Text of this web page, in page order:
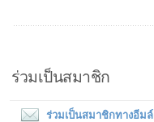
ร่วมเป็นสมาชิก
ร่วมเป็นสมาชิกทางอีมล์